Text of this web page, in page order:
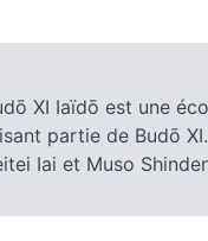
XI Iaïdō est une
partie de Budō
Iai et Muso